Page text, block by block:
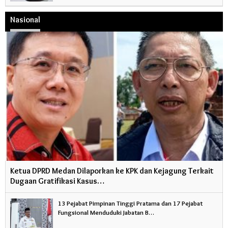
Nasional
Ketua DPRD Medan Dilaporkan ke KPK dan Kejagung Terkait
Dugaan Gratifikasi Kasus…
13 Pejabat Pimpinan Tinggi Pratama dan 17 Pejabat
Fungsional Menduduki Jabatan B…